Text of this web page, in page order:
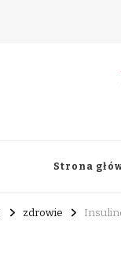
Strona
zdrowie